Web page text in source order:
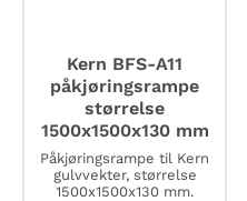
Kern BFS-A11
påkjøringsrampe
størrelse
1500x1500x130 mm
Påkjøringsrampe til Kern
gulvvekter, størrelse
1500x1500x130 mm.